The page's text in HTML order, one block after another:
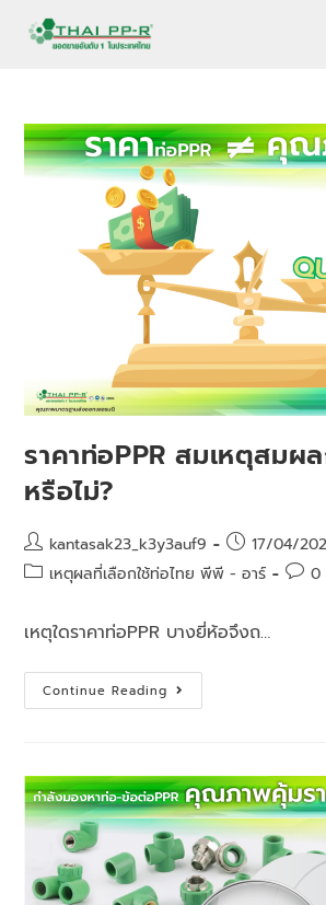
ราคาท่อPPR สมเหตุสม
หรือไม่?
kantasak23_k3y3auf9
17/04/
เหตุผลที่เลือกใช้ท่อไทย พีพี - อาร์
0
เหตุใดราคาท่อPPR บางยี่ห้อจึงถ…
Continue Reading